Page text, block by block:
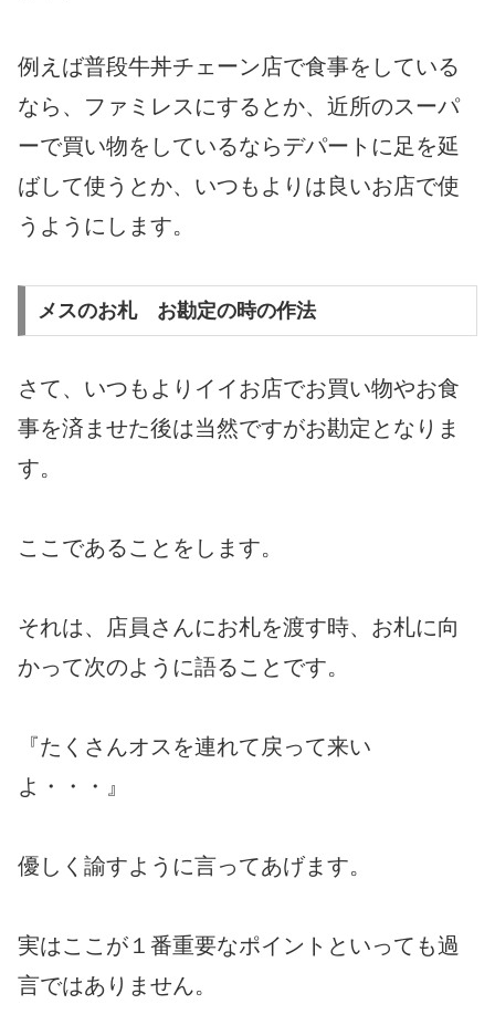
例えば普段牛丼チェーン店で食事をしている
なら、ファミレスにするとか、近所のスーパ
ーで買い物をしているならデパートに足を延
ばして使うとか、いつもよりは良いお店で使
うようにします。
メスのお札 お勘定の時の作法
さて、いつもよりイイお店でお買い物やお食
事を済ませた後は当然ですがお勘定となりま
す。
ここであることをします。
それは、店員さんにお札を渡す時、お札に向
かって次のように語ることです。
『たくさんオスを連れて戻って来い
よ・・・』
優しく諭すように言ってあげます。
実はここが１番重要なポイントといっても過
言ではありません。